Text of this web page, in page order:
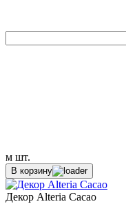
м шт.
В корзину
Декор Alteria Cacao